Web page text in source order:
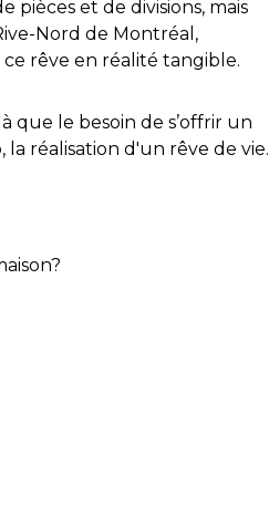
pièces et de divisions, mais
Nord de Montréal,
ce rêve en réalité tangible.
que le besoin de s’offrir un
réalisation d'un rêve de vie.